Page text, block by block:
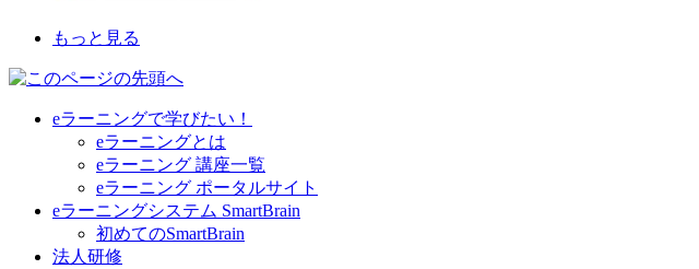
もっと見る
eラーニングで学びたい！
eラーニングとは
eラーニング 講座一覧
eラーニング ポータルサイト
eラーニングシステム SmartBrain
初めてのSmartBrain
法人研修